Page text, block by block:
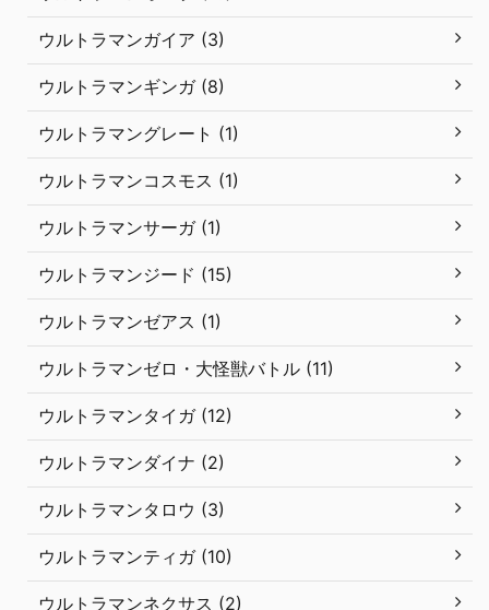
ウルトラマンガイア (3)
ウルトラマンギンガ (8)
ウルトラマングレート (1)
ウルトラマンコスモス (1)
ウルトラマンサーガ (1)
ウルトラマンジード (15)
ウルトラマンゼアス (1)
ウルトラマンゼロ・大怪獣バトル (11)
ウルトラマンタイガ (12)
ウルトラマンダイナ (2)
ウルトラマンタロウ (3)
ウルトラマンティガ (10)
ウルトラマンネクサス (2)